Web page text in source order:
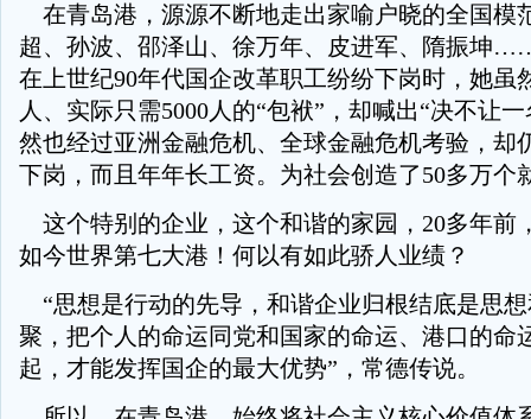
在青岛港，源源不断地走出家喻户晓的全国模
超、孙波、邵泽山、徐万年、皮进军、隋振坤
在上世纪90年代国企改革职工纷纷下岗时，她虽
人、实际只需5000人的“包袱”，却喊出“决不让
然也经过亚洲金融危机、全球金融危机考验，却
下岗，而且年年长工资。为社会创造了50多万个
这个特别的企业，这个和谐的家园，20多年前
如今世界第七大港！何以有如此骄人业绩？
“思想是行动的先导，和谐企业归根结底是思
聚，把个人的命运同党和国家的命运、港口的命
起，才能发挥国企的最大优势”，常德传说。